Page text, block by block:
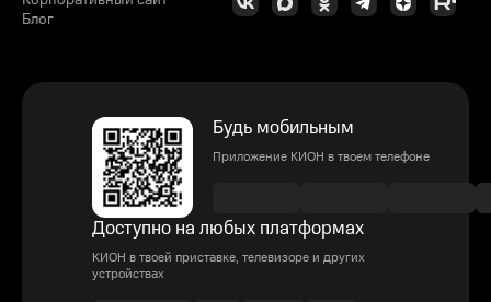
Блог
Будь мобильным
Приложение КИОН в твоем телефоне
Доступно на любых платформах
КИОН в твоей приставке, телевизоре и других
устройствах